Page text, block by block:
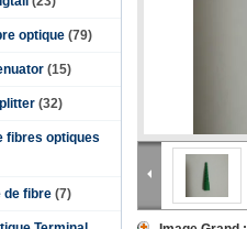
optique (79)
(15)
(32)
fibres optiques
de fibre (7)